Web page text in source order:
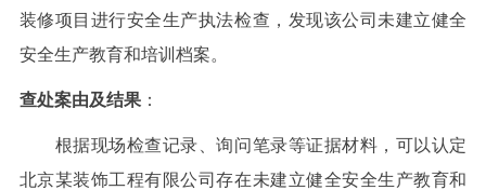
装修项目进行安全生产执法检查，发现该公司未建立健全
安全生产教育和培训档案。
查处案由及结果：
根据现场检查记录、询问笔录等证据材料，可以认定
北京某装饰工程有限公司存在未建立健全安全生产教育和